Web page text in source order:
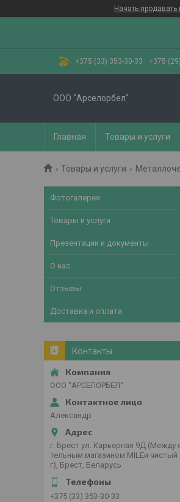
Начать продавать
+375 (33) 353-30-33 +375
ООО "Арселорбел"
Главная Товары и услуги
Товары и услуги
Фотогалерея
Товары и услуги
Презентации и документы
О нас
Отзывы
Доставка и оплата
Контакты
ООО "АРСЕЛОРБЕЛ"
Александр
г. Брест ул. Карьерная 9Д (Между
тельным магазином MILEи чистый
г), Брест, Беларусь
+375 (33) 353-30-33